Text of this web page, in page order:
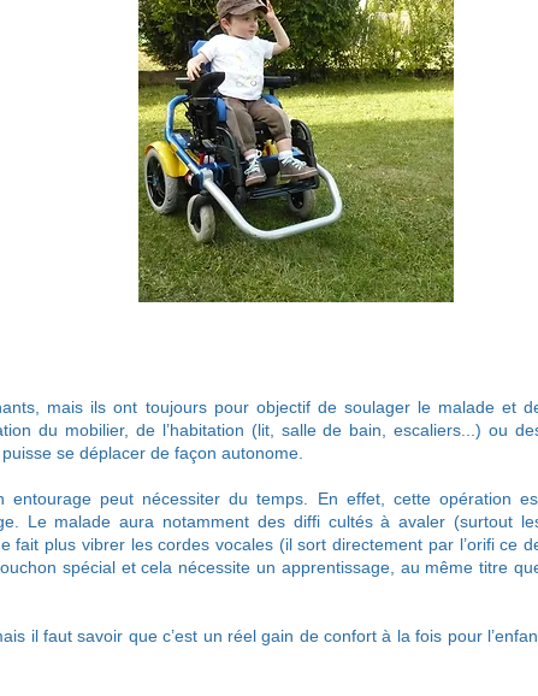
mais ils ont toujours pour objectif de soulager le malade et
du mobilier, de l’habitation (lit, salle de bain, escaliers...) ou
se déplacer de façon autonome.
peut nécessiter du temps. En effet, cette opération
Le malade aura notamment des diffi cultés à avaler (surtout
plus vibrer les cordes vocales (il sort directement par l’orifi ce
spécial et cela nécessite un apprentissage, au même titre
il faut savoir que c’est un réel gain de confort à la fois pour